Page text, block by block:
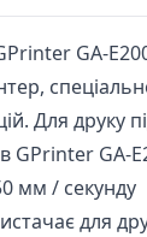
GA-
Для
GPrinter GA-
мм / секунду
для